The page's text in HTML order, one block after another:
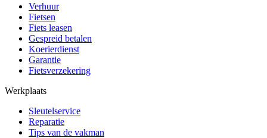
Verhuur
Fietsen
Fiets leasen
Gespreid betalen
Koerierdienst
Garantie
Fietsverzekering
Werkplaats
Sleutelservice
Reparatie
Tips van de vakman